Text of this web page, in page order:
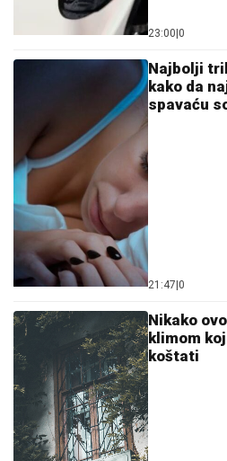
23:00 0
Najbolji
kako da
spavaću
21:47 0
Nikako
klimom
koštati